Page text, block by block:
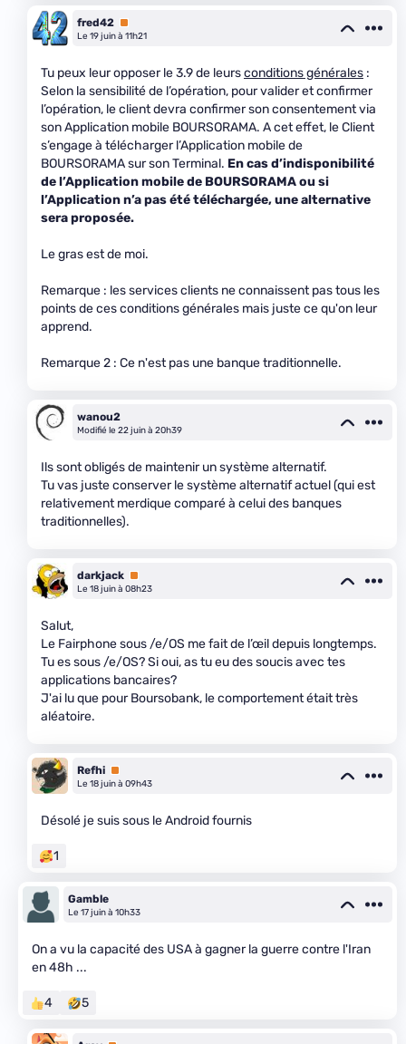
fred42 Premium
Le 19 juin à 11h21
Tu peux leur opposer le 3.9 de leursconditions générales :
Selon la sensibilité de l’opération, pour valider et confirmer
l’opération, le client devra confirmer son consentement via
son Application mobile BOURSORAMA. A cet effet, le Client
s’engage à télécharger l’Application mobile de
BOURSORAMA sur son Terminal. En cas d’indisponibilité
de l’Application mobile de BOURSORAMA ou si
l’Application n’a pas été téléchargée, une alternative
sera proposée.
Le gras est de moi.
Remarque : les services clients ne connaissent pas tous les
points de ces conditions générales mais juste ce qu'on leur
apprend.
Remarque 2 : Ce n'est pas une banque traditionnelle.
wanou2
Modifié le 22 juin à 20h39
Ils sont obligés de maintenir un système alternatif.
Tu vas juste conserver le système alternatif actuel (qui est
relativement merdique comparé à celui des banques
traditionnelles).
darkjack Premium
Le 18 juin à 08h23
Salut,
Le Fairphone sous /e/OS me fait de l’œil depuis longtemps.
Tu es sous /e/OS? Si oui, as tu eu des soucis avec tes
applications bancaires?
J'ai lu que pour Boursobank, le comportement était très
aléatoire.
Refhi Premium
Le 18 juin à 09h43
Désolé je suis sous le Android fournis
1
Gamble
Le 17 juin à 10h33
On a vu la capacité des USA à gagner la guerre contre l'Iran
en 48h ...
4 5